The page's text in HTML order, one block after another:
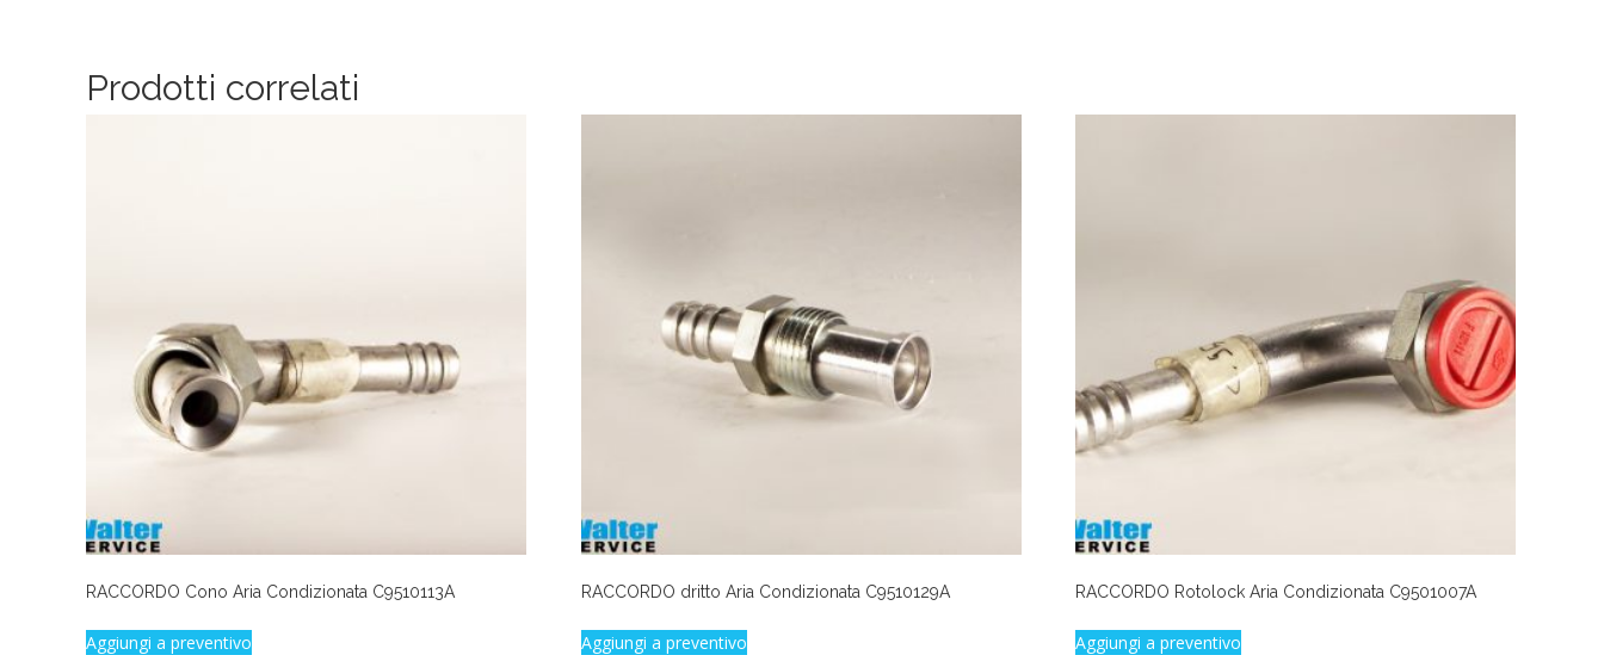
Prodotti correlati
RACCORDO Cono Aria Condizionata C9510113A
Aggiungi a preventivo
RACCORDO dritto Aria Condizionata C9510129A
Aggiungi a preventivo
RACCORDO Rotolock Aria Condizionata C9501007A
Aggiungi a preventivo